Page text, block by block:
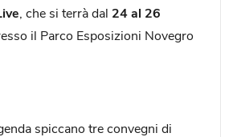
, che si terrà dal 24 al 26
il Parco Esposizioni Novegro
spiccano tre convegni di